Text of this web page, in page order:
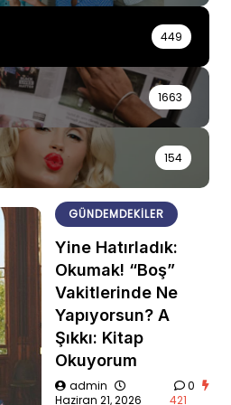
449
1663
154
GÜNDEMDEKILER
Yine Hatırladık:
Okumak! “Boş”
Vakitlerinde Ne
Yapıyorsun? A
Şıkkı: Kitap
Okuyorum
admin
Haziran 21, 2026
0
421